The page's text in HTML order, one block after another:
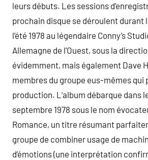
leurs débuts. Les sessions
prochain disque se déroulent durant
l’été 1978 au légendaire Conny’s
Allemagne de l’Ouest, sous la
évidemment, mais également Dave
membres du groupe eus-mêmes qui
production. L’album débarque dans
septembre 1978 sous le nom
Romance, un titre résumant
groupe de combiner usage de
d’émotions (une interprétation